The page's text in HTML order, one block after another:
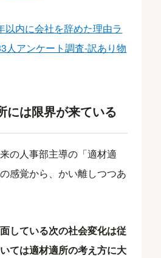
以内に会社を辞めた理由ラ
人アンケート調査-訳あり物
には限界が来ている
の人事部主導の「適材適
感覚から、かい離しつつあ
している次の社会変化は従
ては適材適所の考え方に大